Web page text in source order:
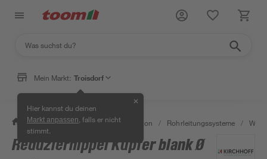
Mein Markt: Troisdorf
Hier kannst du deinen
Markt anpassen , falls er nicht
stimmt.
✕
/ Bad & Sanitär / Sanitärinstallation / Rohrleitungssysteme /
Reduziernippel Kupfer blank Ø